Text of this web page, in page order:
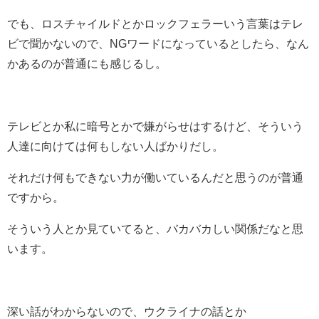
でも、ロスチャイルドとかロックフェラーいう言葉はテレ
ビで聞かないので、NGワードになっているとしたら、なん
かあるのが普通にも感じるし。
テレビとか私に暗号とかで嫌がらせはするけど、そういう
人達に向けては何もしない人ばかりだし。
それだけ何もできない力が働いているんだと思うのが普通
ですから。
そういう人とか見ていてると、バカバカしい関係だなと思
います。
深い話がわからないので、ウクライナの話とか